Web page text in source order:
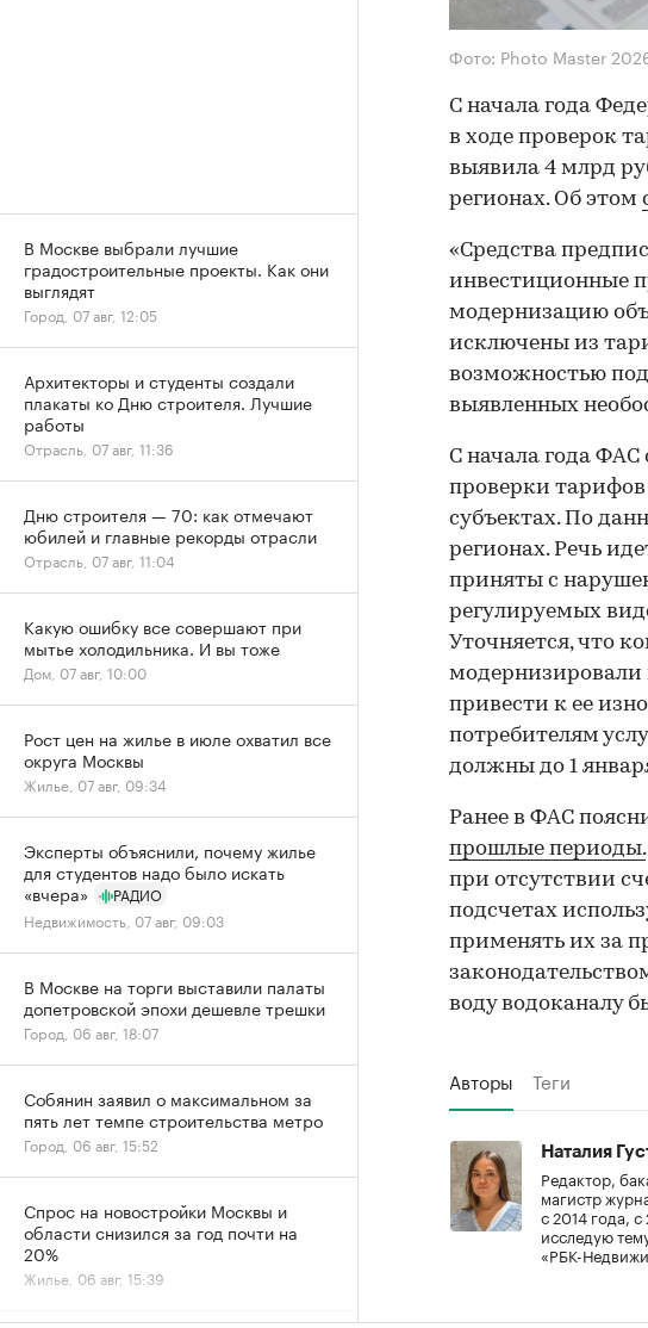
Фото: Photo Master
С начала года
в ходе проверок
выявила 4 млрд
регионах. Об этом
«Средства
инвестиционные
модернизацию
исключены из
возможностью
выявленных
С начала года ФАС
проверки
субъектах. По
регионах. Речь
приняты с
регулируемых
Уточняется, что
модернизировали
привести к ее
потребителям
должны до 1
Ранее в ФАС
прошлые периоды.
при отсутствии
подсчетах
применять их за
воду водоканалу
Авторы Теги
Наталия
Редактор,
магистр
с 2014 года,
исследую
«РБК-
В Москве выбрали лучшие
градостроительные проекты. Как они
выглядят
Город, 07 авг, 12:05
Архитекторы и студенты создали
плакаты ко Дню строителя. Лучшие
работы
Отрасль, 07 авг, 11:36
Дню строителя — 70: как отмечают
юбилей и главные рекорды отрасли
Отрасль, 07 авг, 11:04
Какую ошибку все совершают при
мытье холодильника. И вы тоже
Дом, 07 авг, 10:00
Рост цен на жилье в июле охватил все
округа Москвы
Жилье, 07 авг, 09:34
Эксперты объяснили, почему жилье
для студентов надо было искать
«вчера»
РАДИО
Недвижимость, 07 авг, 09:03
В Москве на торги выставили палаты
допетровской эпохи дешевле трешки
Город, 06 авг, 18:07
Собянин заявил о максимальном за
пять лет темпе строительства метро
Город, 06 авг, 15:52
Спрос на новостройки Москвы и
области снизился за год почти на
20%
Жилье, 06 авг, 15:39